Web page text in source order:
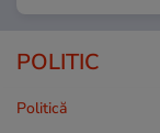
POLITIC
Politică